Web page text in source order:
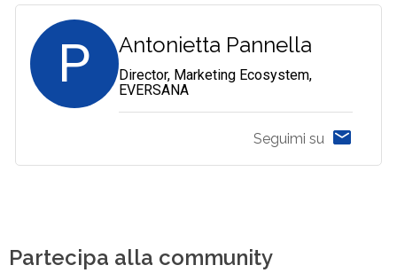
P Antonietta Pannella
Director, Marketing Ecosystem,
EVERSANA
Seguimi su
Partecipa alla community